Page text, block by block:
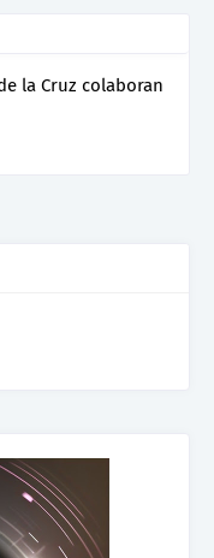
la Cruz colaboran